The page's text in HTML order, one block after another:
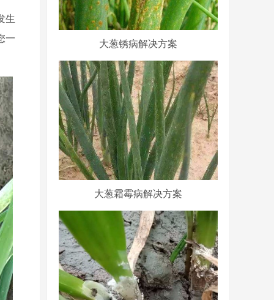
生
一
大葱锈病解决方案
大葱霜霉病解决方案